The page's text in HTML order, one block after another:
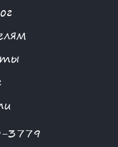
3779